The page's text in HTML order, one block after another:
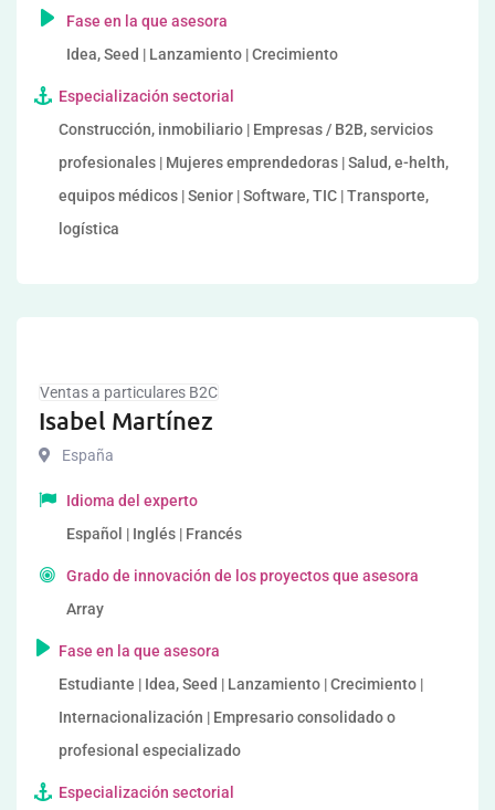
Fase en la que asesora
Idea, Seed | Lanzamiento | Crecimiento
Especialización sectorial
Construcción, inmobiliario | Empresas / B2B, servicios
profesionales | Mujeres emprendedoras | Salud, e-helth,
equipos médicos | Senior | Software, TIC | Transporte,
logística
Ventas a particulares B2C
Isabel Martínez
España
Idioma del experto
Español | Inglés | Francés
Grado de innovación de los proyectos que asesora
Array
Fase en la que asesora
Estudiante | Idea, Seed | Lanzamiento | Crecimiento |
Internacionalización | Empresario consolidado o
profesional especializado
Especialización sectorial